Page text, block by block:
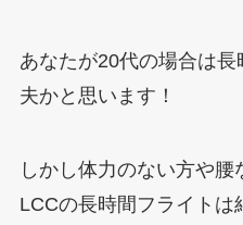
あなたが20代の場合は
夫かと思います！
しかし体力のない方や腰
LCCの長時間フライトは